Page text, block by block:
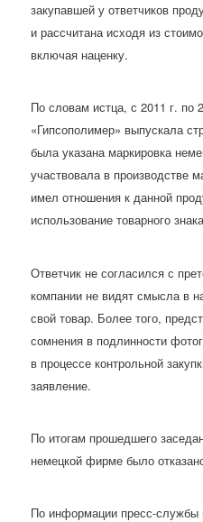
закупавшей у ответчиков
и рассчитана исходя из
включая наценку.
По словам истца, с 2011 г. по
«Гипсополимер» выпускала
была указана маркировка
участвовала в производстве
имел отношения к данной
использование товарного
Ответчик не согласился с
компании не видят смысла в
свой товар. Более того,
сомнения в подлинности
в процессе контрольной
заявление.
По итогам прошедшего
немецкой фирме было
По информации пресс-службы